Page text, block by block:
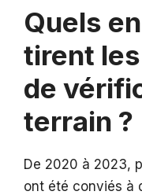
Quels
tirent
de
terrain ?
De 2020 à 2023,
ont été conviés à